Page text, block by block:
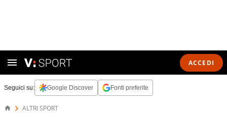
ACCEDI
Seguici su: Google Discover Fonti preferite
ALTRI SPORT